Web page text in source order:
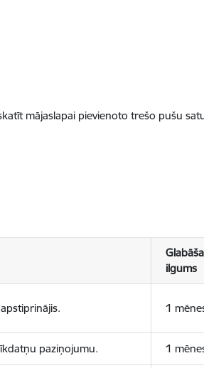
mājaslapai pievienoto trešo pušu
ilgums
1
paziņojumu. 1